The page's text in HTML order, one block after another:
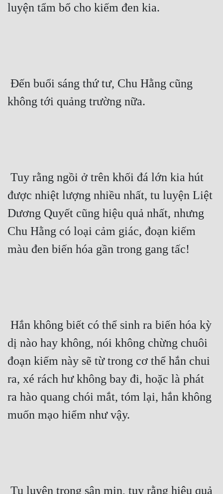
luyện tẩm bổ cho kiếm đen kia.
không tới quảng trường nữa.
được nhiệt lượng nhiều nhất, tu luyện Liệt
Dương Quyết cũng hiệu quả nhất, nhưng
Chu Hằng có loại cảm giác, đoạn kiếm
màu đen biến hóa gần trong gang tấc!
dị nào hay không, nói không chừng chuôi
đoạn kiếm này sẽ từ trong cơ thể hắn chui
ra, xé rách hư không bay đi, hoặc là phát
ra hào quang chói mắt, tóm lại, hắn không
muốn mạo hiểm như vậy.